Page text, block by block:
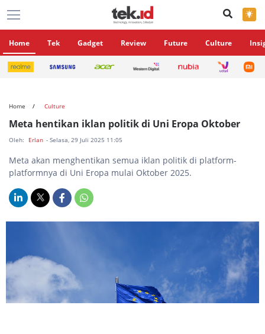
×
Home Tek Gadget Review Future Culture
Home Culture
Meta hentikan iklan politik di Uni Eropa Oktober
Oleh: Erlan - Selasa, 29 Juli 2025 11:05
Meta akan menghentikan semua iklan politik di platform-
platformnya di Uni Eropa mulai Oktober 2025.